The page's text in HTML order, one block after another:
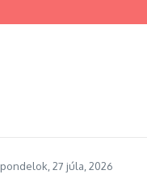
pondelok, 27 júla, 2026